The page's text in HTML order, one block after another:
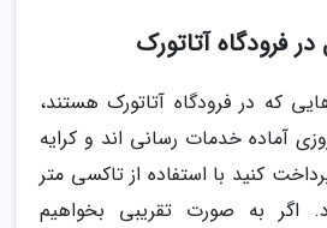
فرودگاه آتاتورک
که در فرودگاه آتاتورک هستند،
آماده خدمات رسانی اند و کرایه
کنید با استفاده از تاکسی متر
به صورت تقریبی بخواهیم